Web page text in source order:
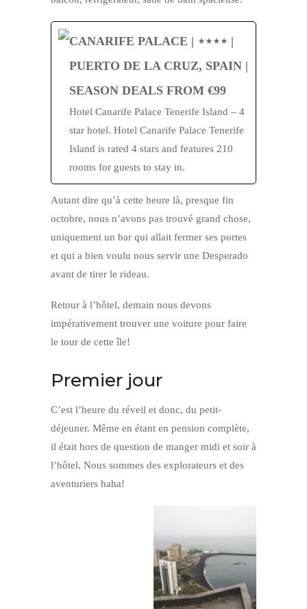
CANARIFE PALACE | ⋆⋆⋆⋆ |
PUERTO DE LA CRUZ, SPAIN |
SEASON DEALS FROM €99
Hotel Canarife Palace Tenerife Island – 4
star hotel. Hotel Canarife Palace Tenerife
Island is rated 4 stars and features 210
rooms for guests to stay in.
Autant dire qu’à cette heure là, presque fin
octobre, nous n’avons pas trouvé grand chose,
uniquement un bar qui allait fermer ses portes
et qui a bien voulu nous servir une Desperado
avant de tirer le rideau.
Retour à l’hôtel, demain nous devons
impérativement trouver une voiture pour faire
le tour de cette île!
Premier jour
C’est l’heure du réveil et donc, du petit-
déjeuner. Même en étant en pension complète,
il était hors de question de manger midi et soir à
l’hôtel. Nous sommes des explorateurs et des
aventuriers haha!